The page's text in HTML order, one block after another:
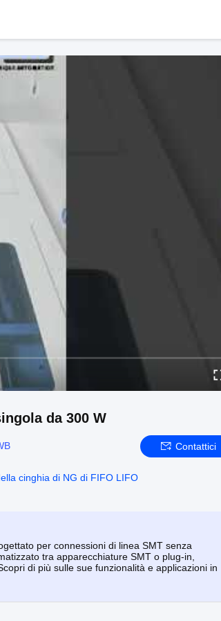
da 300 W
Contattici
cinghia di NG di FIFO LIFO
per connessioni di linea SMT senza
tra apparecchiature SMT o plug-in,
di più sulle sue funzionalità e applicazioni in